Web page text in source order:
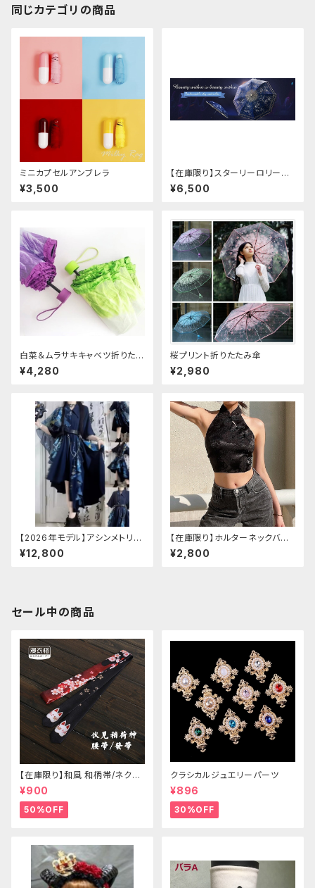
同じカテゴリの商品
ミニカプセルアンブレラ
¥3,500
【在庫限り】スターリーロリータ
アンブレラ
¥6,500
白菜＆ムラサキキャベツ折りたた
み傘
¥4,280
桜プリント折りたたみ傘
¥2,980
【2026年モデル】アシンメトリー
チャイナ改良ドレス
¥12,800
【在庫限り】ホルターネックバッ
クリボンチャイナシャツ
¥2,800
セール中の商品
【在庫限り】和風 和柄帯/ネクタ
イ/リボン（狐面/金魚
¥900
50%OFF
クラシカルジュエリーパーツ
¥896
30%OFF